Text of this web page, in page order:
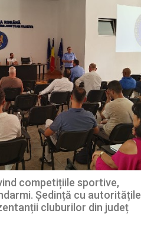
competițiile sportive,
Ședință cu autoritățile
cluburilor din județ